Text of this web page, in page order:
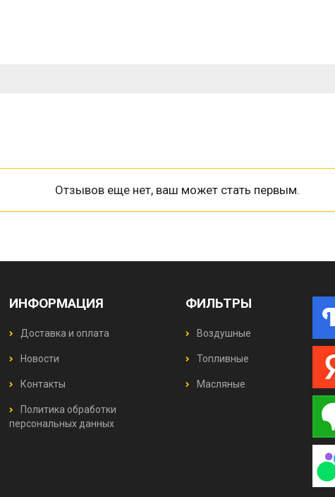
Отзывов еще нет, ваш может стать первым.
ИНФОРМАЦИЯ
Доставка и оплата
Новости
Контакты
Политика обработки
персональных данных
ФИЛЬТРЫ
Воздушные
Топливные
Масляные